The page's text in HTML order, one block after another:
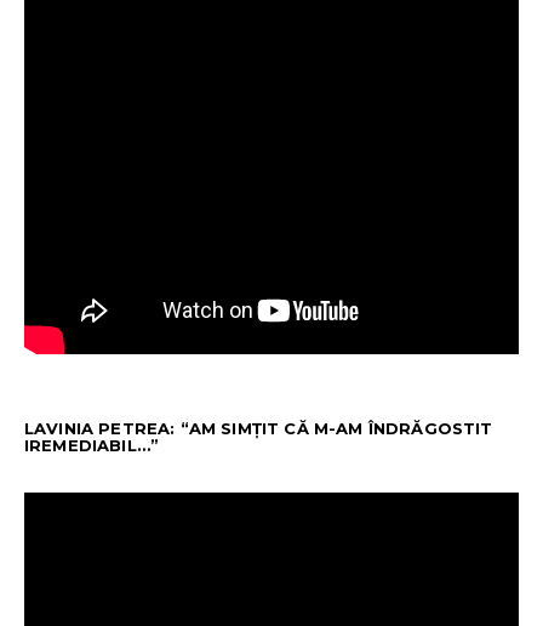
LAVINIA PETREA: “AM SIMȚIT CĂ M-AM ÎNDRĂGOSTIT
IREMEDIABIL…”